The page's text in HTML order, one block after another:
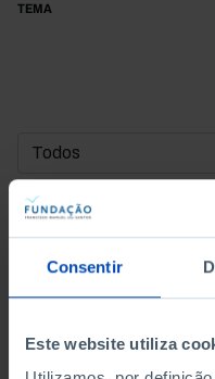
Consentir
Este website utiliza
TEMA
DATA DE INÍCIO
DATA DE FIM